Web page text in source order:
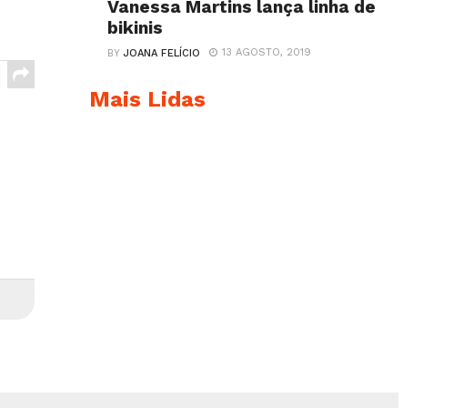
Vanessa Martins lança linha de
bikinis
BYJOANA FELÍCIO 13 AGOSTO, 2019
Mais Lidas